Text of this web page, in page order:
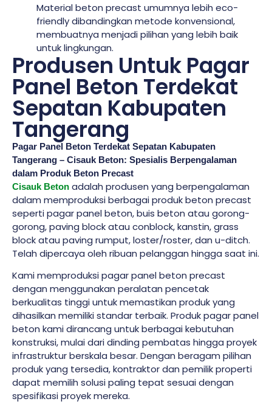
Material beton precast umumnya lebih eco-
friendly dibandingkan metode konvensional,
membuatnya menjadi pilihan yang lebih baik
untuk lingkungan.
Produsen Untuk Pagar
Panel Beton Terdekat
Sepatan Kabupaten
Tangerang
Pagar Panel Beton Terdekat Sepatan Kabupaten
Tangerang – Cisauk Beton: Spesialis Berpengalaman
dalam Produk Beton Precast
Cisauk Beton adalah produsen yang berpengalaman
dalam memproduksi berbagai produk beton precast
seperti pagar panel beton, buis beton atau gorong-
gorong, paving block atau conblock, kanstin, grass
block atau paving rumput, loster/roster, dan u-ditch.
Telah dipercaya oleh ribuan pelanggan hingga saat ini.
Kami memproduksi pagar panel beton precast
dengan menggunakan peralatan pencetak
berkualitas tinggi untuk memastikan produk yang
dihasilkan memiliki standar terbaik. Produk pagar panel
beton kami dirancang untuk berbagai kebutuhan
konstruksi, mulai dari dinding pembatas hingga proyek
infrastruktur berskala besar. Dengan beragam pilihan
produk yang tersedia, kontraktor dan pemilik properti
dapat memilih solusi paling tepat sesuai dengan
spesifikasi proyek mereka.